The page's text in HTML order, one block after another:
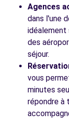
Agences
dans l'une
idéalement
des
séjour.
vous
minutes
répondre à